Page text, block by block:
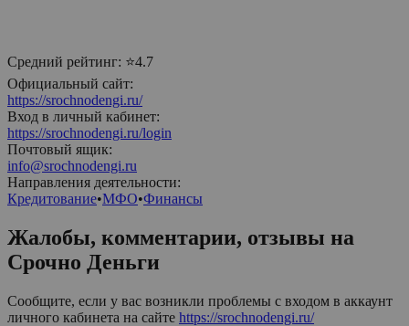
Средний рейтинг: ⭐4.7
Официальный сайт:
https://srochnodengi.ru/
Вход в личный кабинет:
https://srochnodengi.ru/login
Почтовый ящик:
info@srochnodengi.ru
Направления деятельности:
Кредитование•МФО•Финансы
Жалобы, комментарии, отзывы на
Срочно Деньги
Сообщите, если у вас возникли проблемы с входом в аккаунт
личного кабинета на сайте https://srochnodengi.ru/